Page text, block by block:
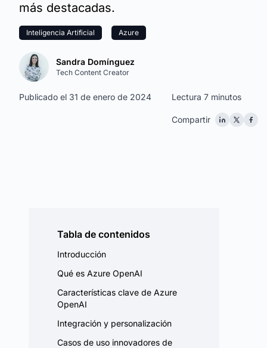
más destacadas.
Inteligencia Artificial Azure
Sandra Domínguez
Tech Content Creator
Lectura 7 minutos
Publicado el 31 de enero de 2024
Compartir
Tabla de contenidos
Introducción
Qué es Azure OpenAI
Características clave de Azure
OpenAI
Integración y personalización
Casos de uso innovadores de